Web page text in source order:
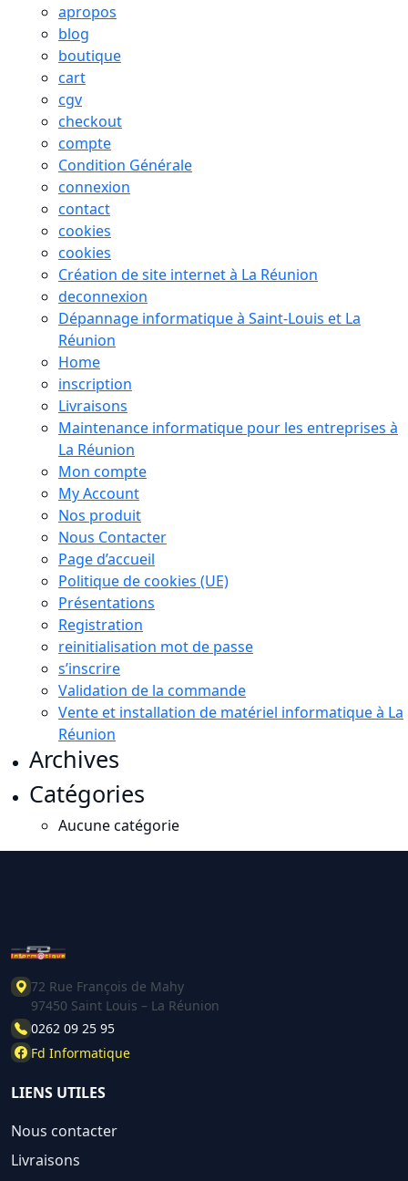
apropos
blog
boutique
cart
cgv
checkout
compte
Condition Générale
connexion
contact
cookies
cookies
Création de site internet à La Réunion
deconnexion
Dépannage informatique à Saint-Louis et La
Réunion
Home
inscription
Livraisons
Maintenance informatique pour les entreprises à
La Réunion
Mon compte
My Account
Nos produit
Nous Contacter
Page d’accueil
Politique de cookies (UE)
Présentations
Registration
reinitialisation mot de passe
s’inscrire
Validation de la commande
Vente et installation de matériel informatique à La
Réunion
Archives
Catégories
Aucune catégorie
72 Rue François de Mahy
97450 Saint Louis – La Réunion
0262 09 25 95
Fd Informatique
LIENS UTILES
Nous contacter
Livraisons